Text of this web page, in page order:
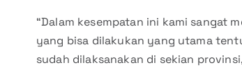
“Dalam kesempatan ini kami sangat
yang bisa dilakukan yang utama
sudah dilaksanakan di sekian